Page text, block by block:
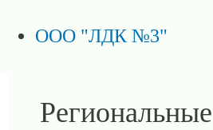
ООО "ЛДК №3"